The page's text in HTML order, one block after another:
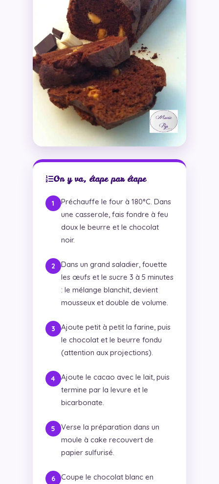
On y va, étape par étape
Préchauffe le four à 180°C. Dans
une casserole, fais fondre à feu
doux le beurre et le chocolat
noir.
Dans un grand saladier, fouette
les œufs et le sucre 3 à 5 minutes
: le mélange blanchit, devient
mousseux et double de volume.
Ajoute petit à petit la farine, puis
le chocolat et le beurre fondu
(attention aux projections).
Ajoute le cacao avec le lait, puis
termine par la levure et le
bicarbonate.
Verse la préparation dans un
moule à cake recouvert de
papier sulfurisé.
Coupe le chocolat blanc en